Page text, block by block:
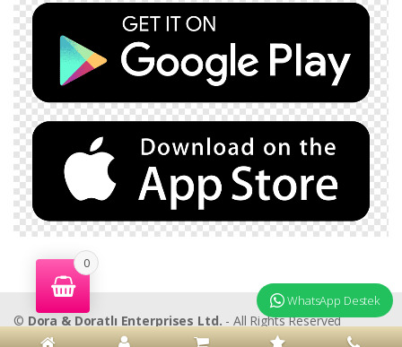
© Dora & Doratlı Enterprises Ltd. - All Rights Reserved
0
WhatsApp Destek